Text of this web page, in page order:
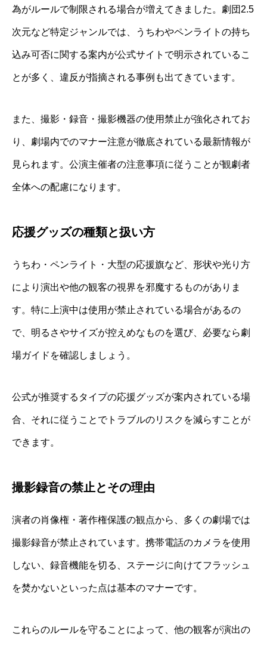
為がルールで制限される場合が増えてきました。劇団2.5
次元など特定ジャンルでは、うちわやペンライトの持ち
込み可否に関する案内が公式サイトで明示されているこ
とが多く、違反が指摘される事例も出てきています。
また、撮影・録音・撮影機器の使用禁止が強化されてお
り、劇場内でのマナー注意が徹底されている最新情報が
見られます。公演主催者の注意事項に従うことが観劇者
全体への配慮になります。
応援グッズの種類と扱い方
うちわ・ペンライト・大型の応援旗など、形状や光り方
により演出や他の観客の視界を邪魔するものがありま
す。特に上演中は使用が禁止されている場合があるの
で、明るさやサイズが控えめなものを選び、必要なら劇
場ガイドを確認しましょう。
公式が推奨するタイプの応援グッズが案内されている場
合、それに従うことでトラブルのリスクを減らすことが
できます。
撮影録音の禁止とその理由
演者の肖像権・著作権保護の観点から、多くの劇場では
撮影録音が禁止されています。携帯電話のカメラを使用
しない、録音機能を切る、ステージに向けてフラッシュ
を焚かないといった点は基本のマナーです。
これらのルールを守ることによって、他の観客が演出の